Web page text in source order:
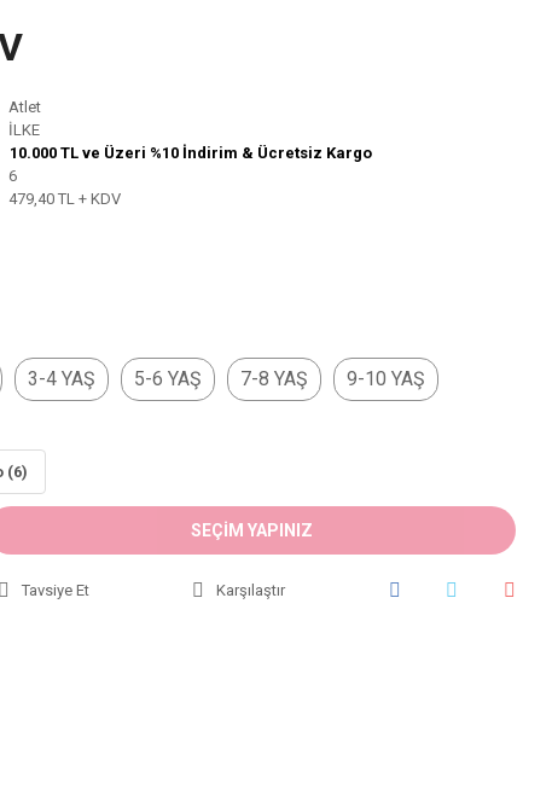
Atlet
İLKE
10.000 TL ve Üzeri %10 İndirim & Ücretsiz Kargo
6
479,40 TL + KDV
3-4 YAŞ 5-6 YAŞ 7-8 YAŞ 9-10 YAŞ
(6)
SEÇİM YAPINIZ
Tavsiye Et Karşılaştır